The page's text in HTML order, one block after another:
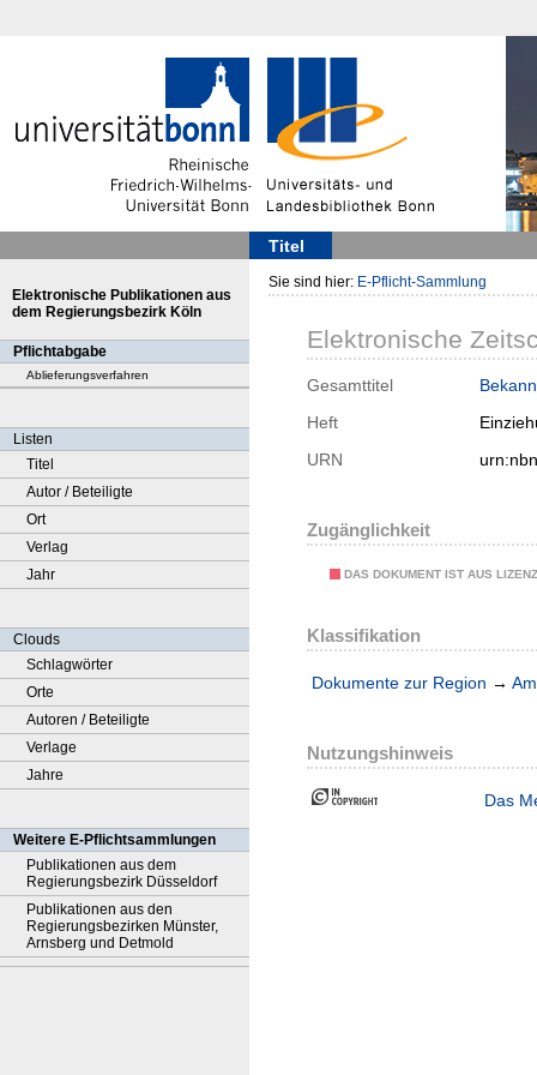
Titel
Elektronische Publikationen aus
dem Regierungsbezirk Köln
Pflichtabgabe
Ablieferungsverfahren
Listen
Titel
Autor / Beteiligte
Ort
Verlag
Jahr
Clouds
Schlagwörter
Orte
Autoren / Beteiligte
Verlage
Jahre
Weitere E-Pflichtsammlungen
Publikationen aus dem
Regierungsbezirk Düsseldorf
Publikationen aus den
Regierungsbezirken Münster,
Arnsberg und Detmold
Sie sind hier: E-Pflicht-Sammlung
Elektronische
Gesamttitel
Heft
URN
Zugänglichkeit
DAS DOKUMENT IST AUS
Klassifikation
Dokumente zur Region →
Nutzungshinweis
Das